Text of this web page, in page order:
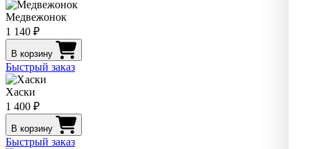
Медвежонок
1 140 ₽
В корзину
Быстрый заказ
Хаски
1 400 ₽
В корзину
Быстрый заказ